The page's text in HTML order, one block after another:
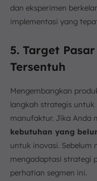
dan eksperimen
implementasi yang
5. Target
Tersentuh
Mengembangkan
langkah strategis untuk
manufaktur. Jika Anda
kebutuhan yang
untuk inovasi.
mengadaptasi strategi
perhatian segmen ini.